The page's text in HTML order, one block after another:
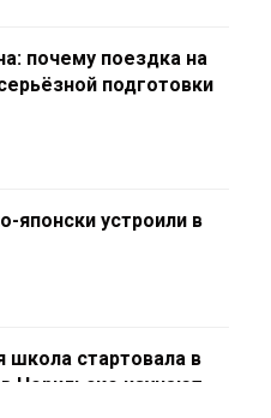
почему поездка на
подготовки
японски устроили в
школа стартовала в
Норильске изучают